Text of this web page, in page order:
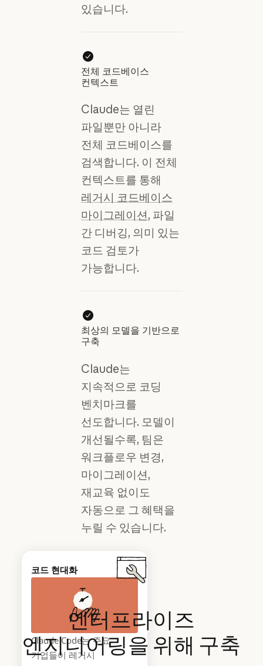
있습니다.
전체 코드베이스
컨텍스트
Claude는 열린
파일뿐만 아니라
전체 코드베이스를
검색합니다. 이 전체
컨텍스트를 통해
레거시 코드베이스
마이그레이션, 파일
간 디버깅, 의미 있는
코드 검토가
가능합니다.
최상의 모델을 기반으로
구축
Claude는
지속적으로 코딩
벤치마크를
선도합니다. 모델이
개선될수록, 팀은
워크플로우 변경,
마이그레이션,
재교육 없이도
자동으로 그 혜택을
누릴 수 있습니다.
2026 에이전틱 코딩 추세
AI가 소프트웨어 구축
코드 현대화
Claude Code는 주요
기업들이 레거시
엔터프라이즈
엔지니어링을 위해 구축